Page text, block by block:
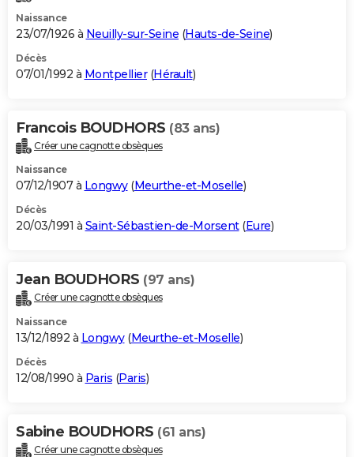
Naissance
23/07/1926 à Neuilly-sur-Seine (Hauts-de-Seine)
Décès
07/01/1992 à Montpellier(Hérault)
Francois BOUDHORS (83 ans)
Créer une cagnotte obsèques
Naissance
07/12/1907 à Longwy(Meurthe-et-Moselle)
Décès
20/03/1991 à Saint-Sébastien-de-Morsent(Eure)
Jean BOUDHORS (97 ans)
Créer une cagnotte obsèques
Naissance
13/12/1892 à Longwy(Meurthe-et-Moselle)
Décès
12/08/1990 à Paris (Paris)
Sabine BOUDHORS (61 ans)
Créer une cagnotte obsèques